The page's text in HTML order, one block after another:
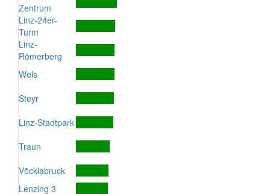
Zentrum
Linz-24er-
Turm
Linz-
Römerberg
Wels
Steyr
Linz-Stadtpark
Traun
Vöcklabruck
Lenzing 3